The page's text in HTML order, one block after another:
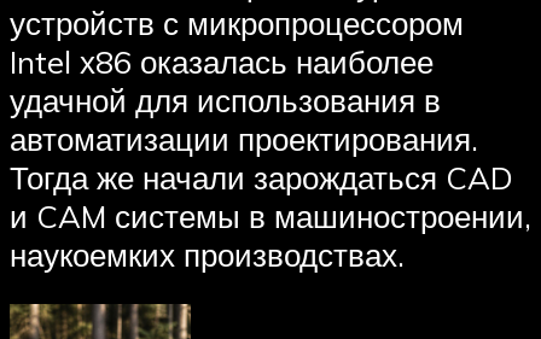
устройств с микропроцессором
Intel х86 оказалась наиболее
удачной для использования в
автоматизации проектирования.
Тогда же начали зарождаться CAD
и CAM системы в машиностроении,
наукоемких производствах.